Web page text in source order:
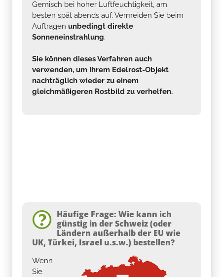
Gemisch bei hoher Luftfeuchtigkeit, am
besten spät abends auf. Vermeiden Sie beim
Auftragen unbedingt direkte
Sonneneinstrahlung.
Sie können dieses Verfahren auch
verwenden, um Ihrem Edelrost-Objekt
nachträglich wieder zu einem
gleichmäßigeren Rostbild zu verhelfen.
Häufige Frage: Wie kann ich
günstig in der Schweiz (oder
Ländern außerhalb der EU wie
UK, Türkei, Israel u.s.w.) bestellen?
Wenn
Sie